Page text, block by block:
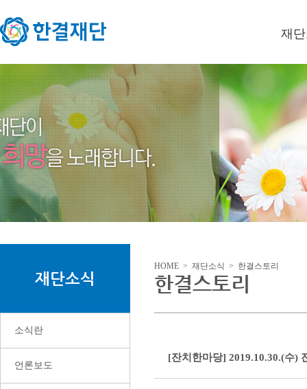
재
이사
미션/
연혁
재단소식
소식란
언론보도
HOME > 재단소식 > 한결스토리
한결스토리
[잔치한마당] 2019.10.30.(수)